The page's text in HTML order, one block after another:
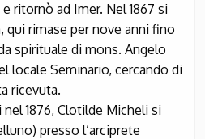
ritornò ad Imer. Nel 1867 si
qui rimase per nove anni fino
spirituale di mons. Angelo
locale Seminario, cercando di
ricevuta.
1876, Clotilde Micheli si
presso l’arciprete